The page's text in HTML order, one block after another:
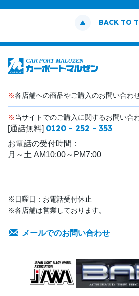
BACK TO
※各店舗への商品やご購入のお問い合わ
※当サイトでのご購入に関するお問い合
[通話無料] 0120 - 252 - 353
お電話の受付時間：
月～土 AM10:00～PM7:00
※日曜日：お電話受付休止
※各店舗は営業しております。
メールでのお問い合わせ